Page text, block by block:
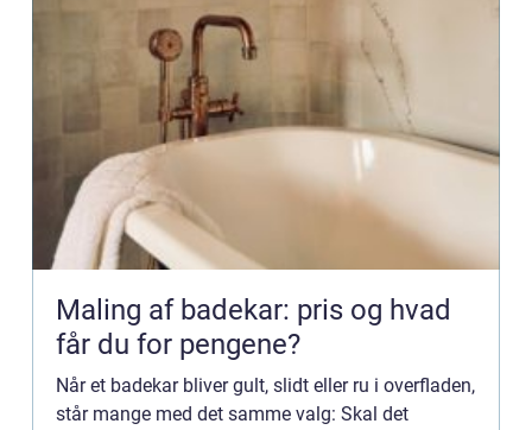
Maling af badekar: pris og hvad
får du for pengene?
Når et badekar bliver gult, slidt eller ru i overfladen,
står mange med det samme valg: Skal det